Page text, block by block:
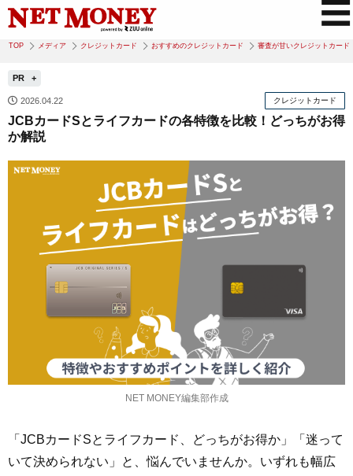
TOP メディア クレジットカード おすすめのクレジットカード 審査が甘いクレジットカード
PR
2026.04.22 クレジットカード
JCBカードSとライフカードの各特徴を比較！どっちがお得
か解説
NET MONEY編集部作成
「JCBカードSとライフカード、どっちがお得か」「迷って
いて決められない」と、悩んでいませんか。いずれも幅広